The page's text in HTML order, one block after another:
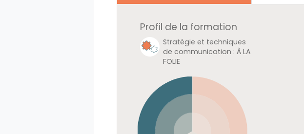
Profil de la formation
Développement
personnel et Posture :
BEAUCOUP